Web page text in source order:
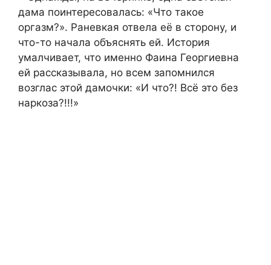
дама поинтересовалась: «Что такое
оргазм?». Раневкая отвела её в сторону, и
что-то начала объяснять ей. История
умалчивает, что именно Фаина Георгиевна
ей рассказывала, но всем запомнился
возглас этой дамочки: «И что?! Всё это без
наркоза?!!!»